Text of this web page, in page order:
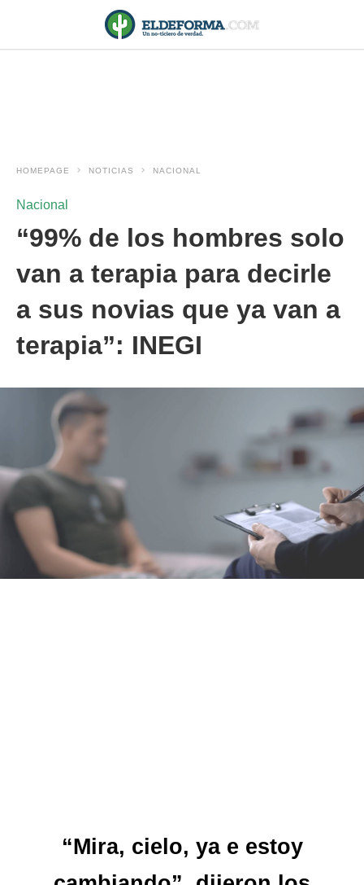
HOMEPAGE NOTICIAS NACIONAL
Nacional
“99% de los hombres solo
van a terapia para decirle
a sus novias que ya van a
terapia”: INEGI
“Mira, cielo, ya e estoy